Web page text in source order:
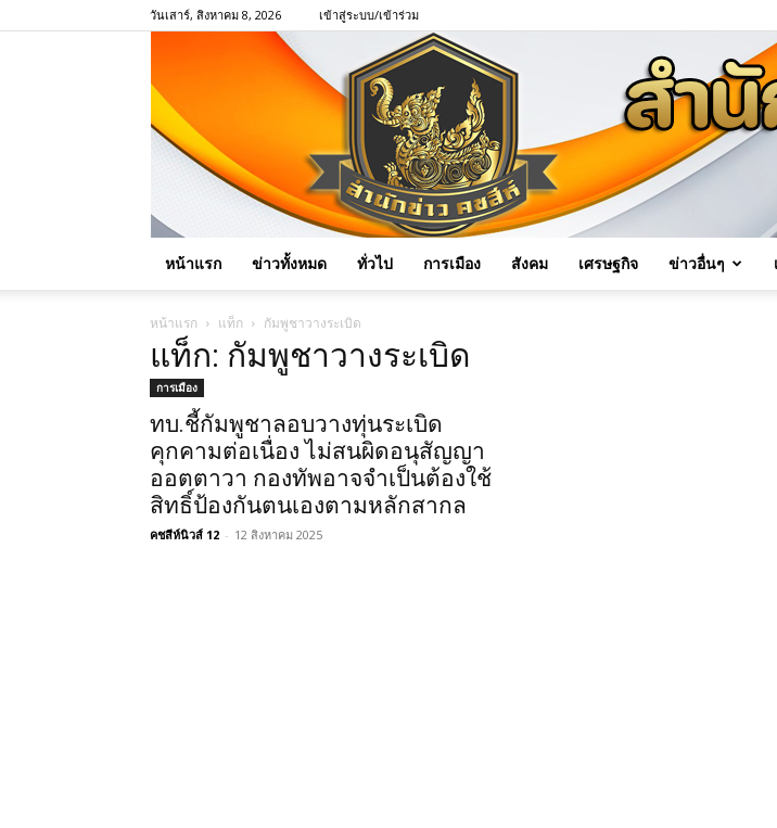
วันเสาร์, สิงหาคม 8, 2026 เข้าสู่ระบบ/เข้าร่วม
หน้าแรก ข่าวทั้งหมด ทั่วไป การเมือง สังคม เศรษฐกิจ ข่าวอื่นๆ
หน้าแรก แท็ก กัมพูชาวางระเบิด
แท็ก: กัมพูชาวางระเบิด
การเมือง
ทบ.ชี้กัมพูชาลอบวางทุ่นระเบิด
คุกคามต่อเนื่อง ไม่สนผิดอนุสัญญา
ออตตาวา กองทัพอาจจำเป็นต้องใช้
สิทธิ์ป้องกันตนเองตามหลักสากล
คชสีห์นิวส์ 12 - 12 สิงหาคม 2025